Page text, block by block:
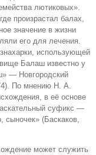
лютиковых».
произрастал балах,
значение в жизни
его для лечения.
использующей
Балаш известно у
— Новгородский
). По мнению Н. А.
в её основе
суфикс —
сыночек» (Баскаков,
может служить